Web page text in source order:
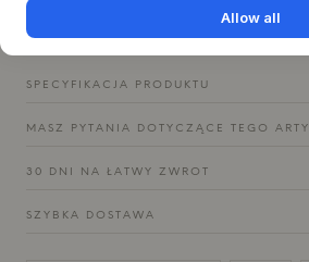
czy to garść orzechów, czy po prostu
SPECYFIKACJA PRODUKTU
MASZ PYTANIA DOTYCZĄCE TEGO
30 DNI NA ŁATWY ZWROT
SZYBKA DOSTAWA
Allow all